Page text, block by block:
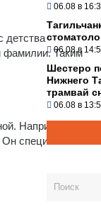
детства
фамилии. Таким
Например,
специально
06.08 в
06.08 в
Шестеро
Нижнего
трамвай
06.08 в